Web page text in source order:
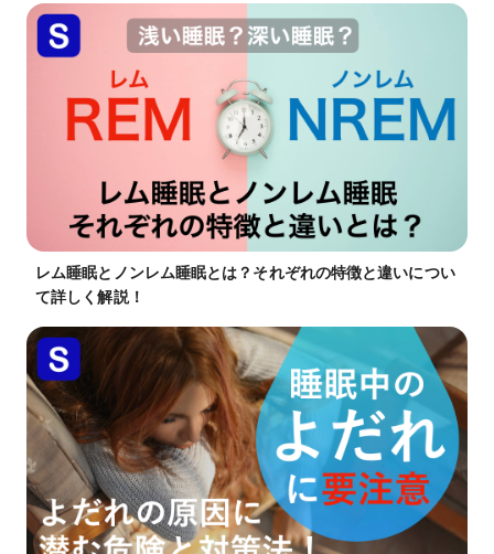
レム睡眠とノンレム睡眠とは？それぞれの特徴と違いについ
て詳しく解説！